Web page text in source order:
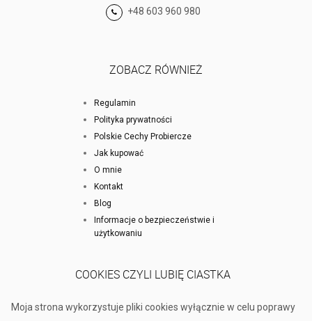
+48 603 960 980
ZOBACZ RÓWNIEŻ
Regulamin
Polityka prywatności
Polskie Cechy Probiercze
Jak kupować
O mnie
Kontakt
Blog
Informacje o bezpieczeństwie i
użytkowaniu
COOKIES CZYLI LUBIĘ CIASTKA
Moja strona wykorzystuje pliki cookies wyłącznie w celu poprawy